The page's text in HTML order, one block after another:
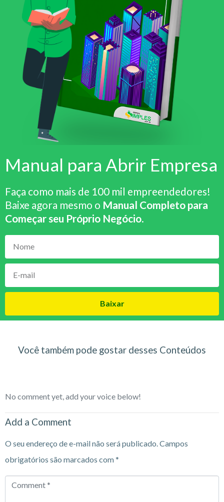
Manual para Abrir Empresa
Faça como mais de 100 mil empreendedores!
Baixe agora mesmo o Manual Completo para
Começar seu Próprio Negócio.
Baixar
Você também pode gostar desses Conteúdos
No comment yet, add your voice below!
Add a Comment
O seu endereço de e-mail não será publicado. Campos
obrigatórios são marcados com*
Comment